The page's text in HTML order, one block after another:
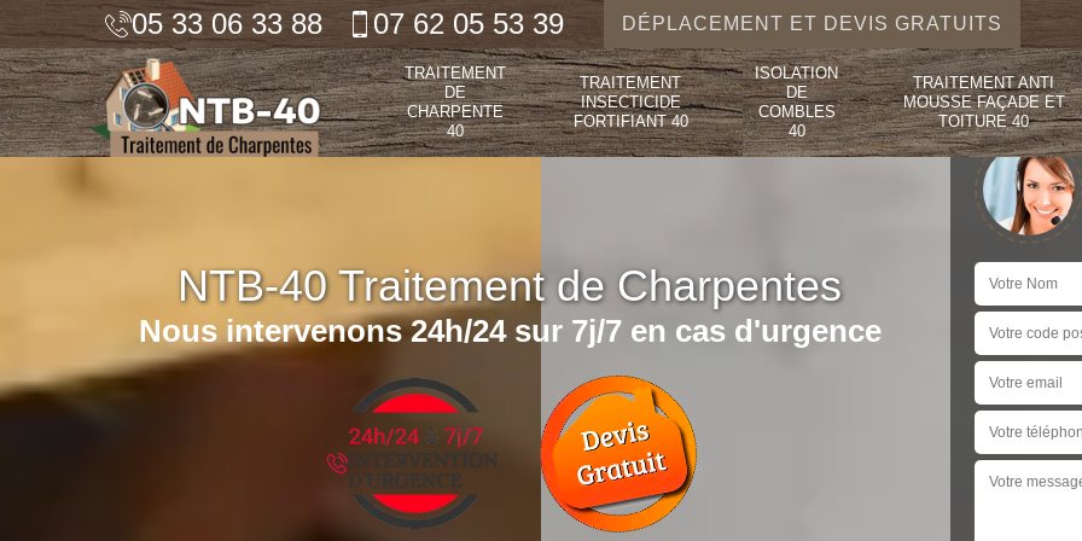
05 33 06 33 88 07 62 05 53 39 DÉPLACEMENT ET DEVIS GRATUITS
TRAITEMENT
DE
CHARPENTE
40
TRAITEMENT
INSECTICIDE
FORTIFIANT 40
ISOLATION
DE
COMBLES
40
TRAITEMENT ANTI
MOUSSE FAÇADE ET
TOITURE 40
NTB-40 Traitement de Charpentes
Nous intervenons 24h/24 sur 7j/7 en cas d'urgence